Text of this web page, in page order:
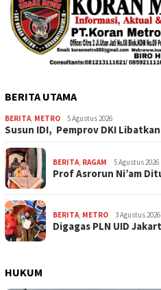
BERITA UTAMA
BERITA, METRO 5 Agustus 2026
Susun IDI, Pemprov DKI
BERITA, RAGAM 5 Agustus 2026
Prof Asrorun Ni’am
BERITA, METRO 3 Agustus 2026
Digagas PLN UID
HUKUM